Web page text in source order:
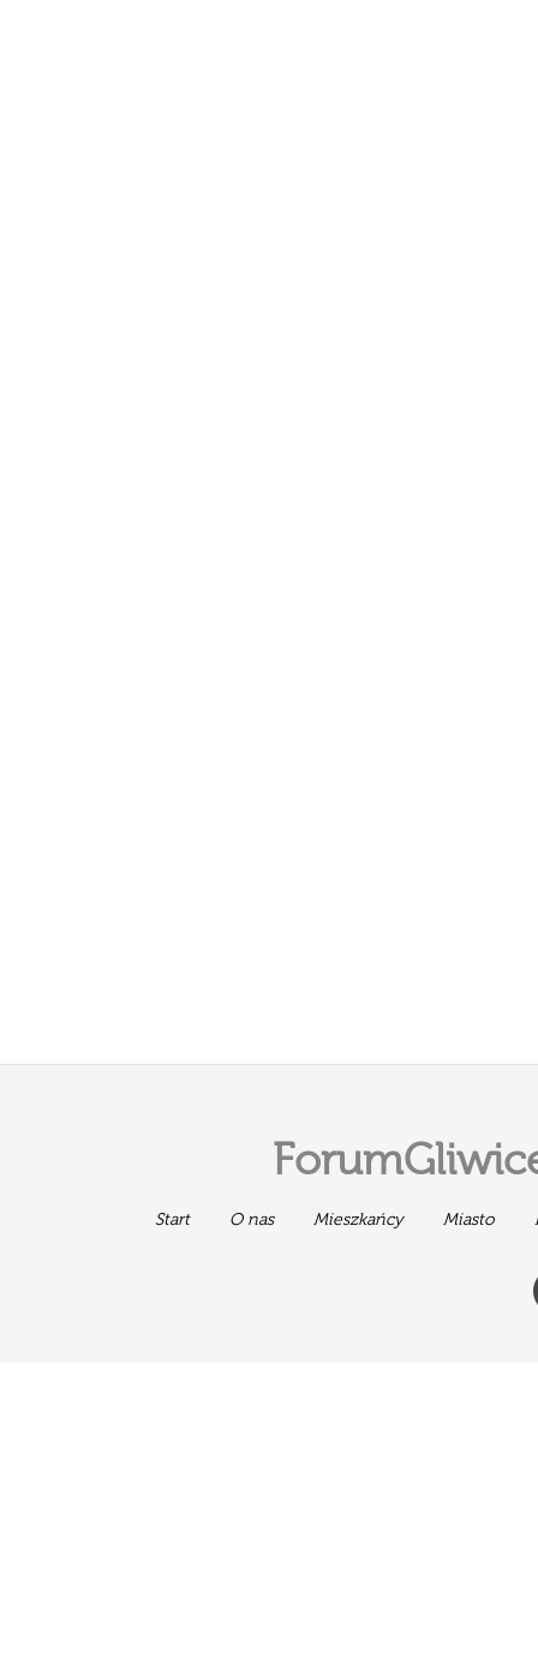
Start O nas Mieszkańcy Miasto